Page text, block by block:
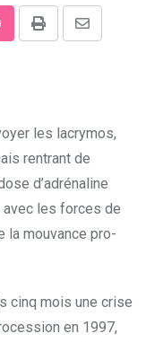
Print
Share
les lacrymos,
rentrant de
d’adrénaline
avec les forces de
la mouvance pro-
cinq mois une crise
en 1997,